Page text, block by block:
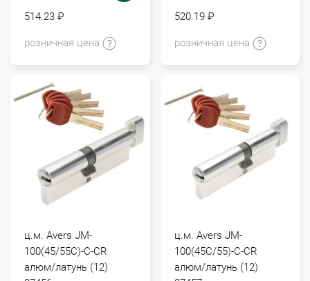
514.23 ₽
розничная цена
520.19 ₽
розничная цена
ц.м. Avers JM-
100(45/55C)-C-CR
алюм/латунь (12)
ц.м. Avers JM-
100(45C/55)-C-CR
алюм/латунь (12)